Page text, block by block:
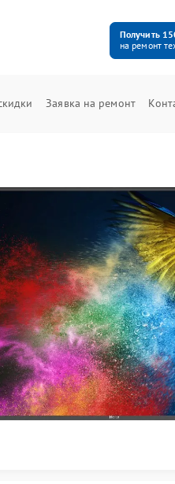
Получить
на ремонт
Заявка на ремонт